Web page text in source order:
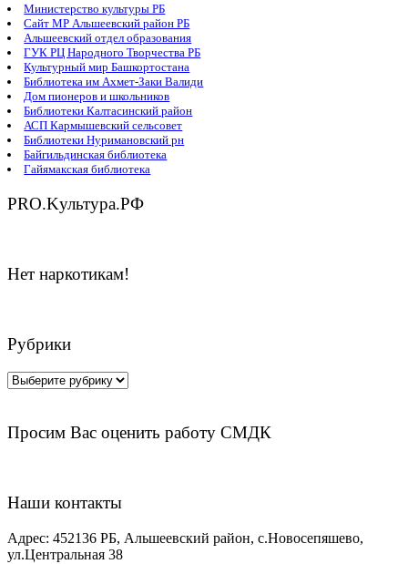
Министерство культуры РБ
Сайт МР Альшеевский район РБ
Альшеевский отдел образования
ГУК РЦ Народного Творчества РБ
Культурный мир Башкортостана
Библиотека им Ахмет-Заки Валиди
Дом пионеров и школьников
Библиотеки Калтасинский район
АСП Кармышевский сельсовет
Библиотеки Нуримановский рн
Байгильдинская библиотека
Гайямакская библиотека
PRO.Kультура.РФ
Нет наркотикам!
Рубрики
Рубрики
Просим Вас оценить работу СМДК
Наши контакты
Адрес: 452136 РБ, Альшеевский район, с.Новосепяшево,
ул.Центральная 38